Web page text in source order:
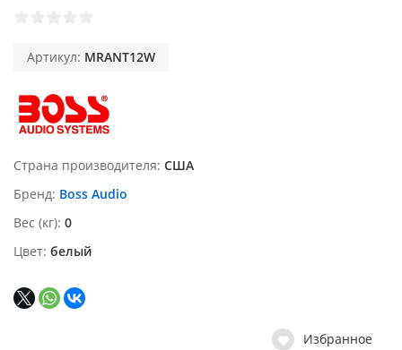
Артикул: MRANT12W
Страна производителя США
Бренд Boss Audio
Вес (кг) 0
Цвет белый
Избранное